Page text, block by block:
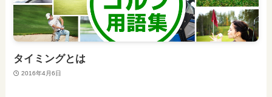
タイミングとは
2016年4月6日